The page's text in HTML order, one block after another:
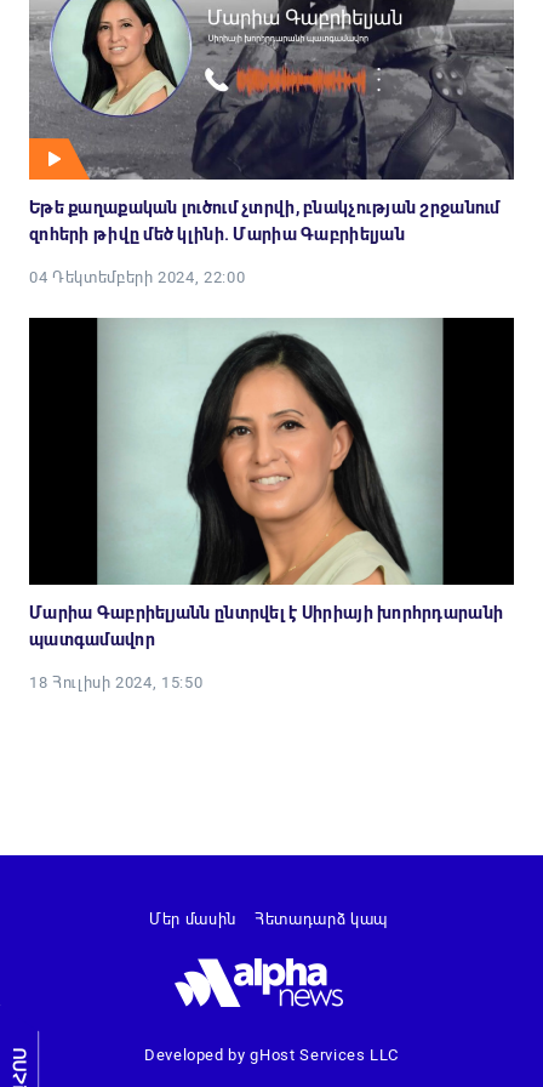
Եթե քաղաքական լուծում չտրվի, բնակչության շրջանում
զոհերի թիվը մեծ կլինի. Մարիա Գաբրիելյան
04 Դեկտեմբերի 2024, 22:00
Մարիա Գաբրիելյանն ընտրվել է Սիրիայի խորհրդարանի
պատգամավոր
18 Հուլիսի 2024, 15:50
Developed by gHost Services LLC
Մեր մասին Հետադարձ կապ